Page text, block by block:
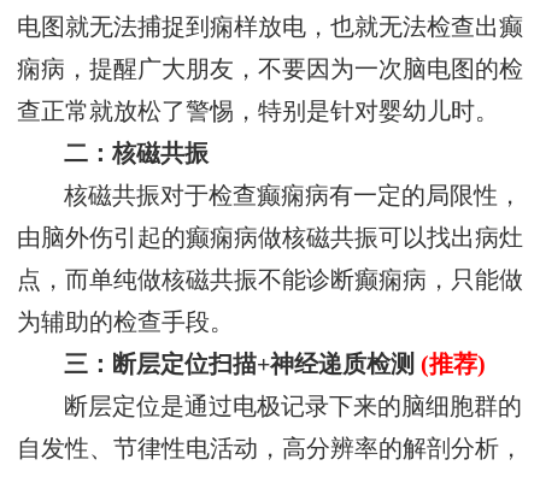
电图就无法捕捉到痫样放电，也就无法检查出癫
痫病，提醒广大朋友，不要因为一次脑电图的检
查正常就放松了警惕，特别是针对婴幼儿时。
二：核磁共振
核磁共振对于检查癫痫病有一定的局限性，
由脑外伤引起的癫痫病做核磁共振可以找出病灶
点，而单纯做核磁共振不能诊断癫痫病，只能做
为辅助的检查手段。
三：断层定位扫描+神经递质检测(推荐)
断层定位是通过电极记录下来的脑细胞群的
自发性、节律性电活动，高分辨率的解剖分析，